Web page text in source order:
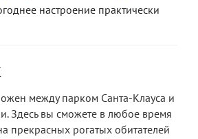
настроение практически
между парком Санта-Клауса и
Здесь вы сможете в любое время
прекрасных рогатых обитателей